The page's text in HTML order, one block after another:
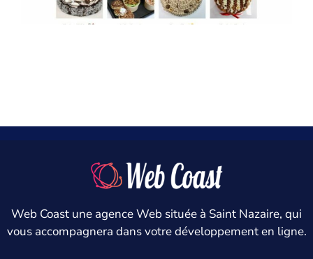
Web Coast une agence Web située à Saint Nazaire, qui
vous accompagnera dans votre développement en ligne.